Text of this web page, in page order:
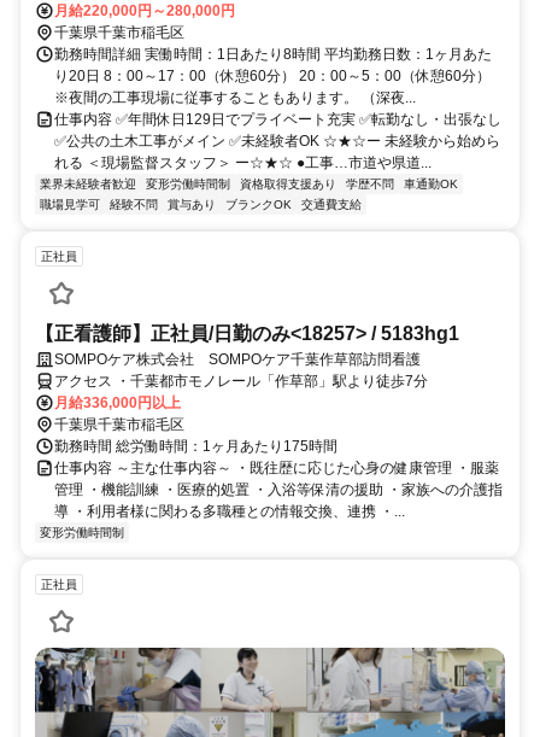
月給220,000円～280,000円
千葉県千葉市稲毛区
勤務時間詳細 実働時間：1日あたり8時間 平均勤務日数：1ヶ月あた
り20日 8：00～17：00（休憩60分） 20：00～5：00（休憩60分）
※夜間の工事現場に従事することもあります。 （深夜...
仕事内容 ✅年間休日129日でプライベート充実 ✅転勤なし・出張なし
✅公共の土木工事がメイン ✅未経験者OK ☆★☆ー 未経験から始めら
れる ＜現場監督スタッフ＞ ー☆★☆ ●工事…市道や県道...
業界未経験者歓迎 変形労働時間制 資格取得支援あり 学歴不問
車通勤OK
職場見学可
経験不問 賞与あり ブランクOK 交通費支給
正社員
【正看護師】正社員/日勤のみ<18257> / 5183hg1
SOMPOケア株式会社 SOMPOケア千葉作草部訪問看護
アクセス ・千葉都市モノレール「作草部」駅より徒歩7分
月給336,000円以上
千葉県千葉市稲毛区
勤務時間 総労働時間：1ヶ月あたり175時間
仕事内容 ～主な仕事内容～ ・既往歴に応じた心身の健康管理 ・服薬
管理 ・機能訓練 ・医療的処置 ・入浴等保清の援助 ・家族への介護指
導 ・利用者様に関わる多職種との情報交換、連携 ・...
変形労働時間制
正社員